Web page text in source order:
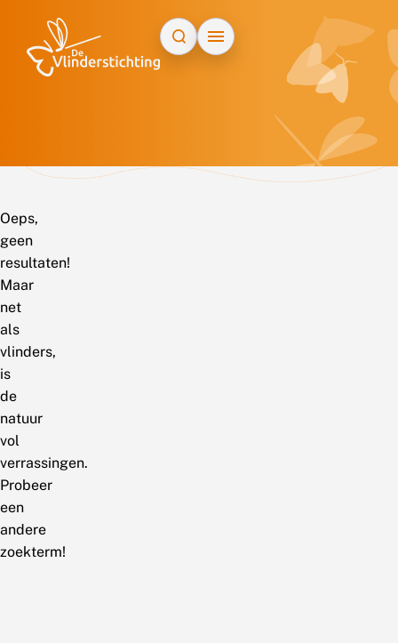
Oeps,
geen
resultaten!
Maar
net
als
vlinders,
is
de
natuur
vol
verrassingen.
Probeer
een
andere
zoekterm!